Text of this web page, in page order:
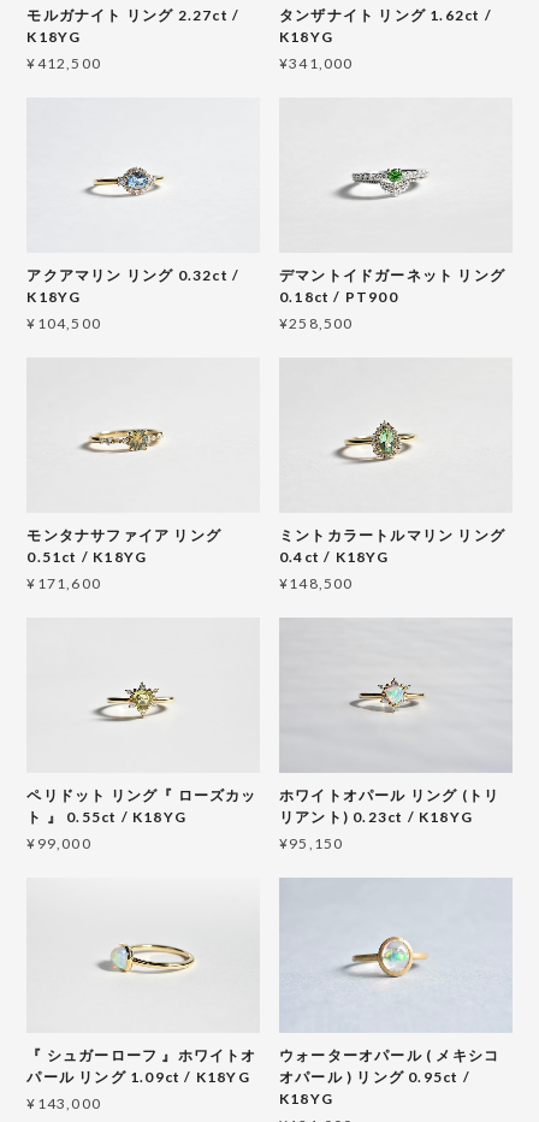
モルガナイト リング 2.27ct /
K18YG
¥412,500
タンザナイト リング 1.62ct /
K18YG
¥341,000
アクアマリン リング 0.32ct /
K18YG
¥104,500
デマントイドガーネット リング
0.18ct / PT900
¥258,500
モンタナサファイア リング
0.51ct / K18YG
¥171,600
ミントカラートルマリン リング
0.4ct / K18YG
¥148,500
ペリドット リング『 ローズカッ
ト 』 0.55ct / K18YG
¥99,000
ホワイトオパール リング (トリ
リアント) 0.23ct / K18YG
¥95,150
『 シュガーローフ 』ホワイトオ
パール リング 1.09ct / K18YG
¥143,000
ウォーターオパール ( メキシコ
オパール ) リング 0.95ct /
K18YG